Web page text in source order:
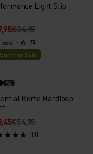
Light Slip
€34,95
(5)
-30%
Summer Sale
%
Korte Hardloop
€54,95
(11)